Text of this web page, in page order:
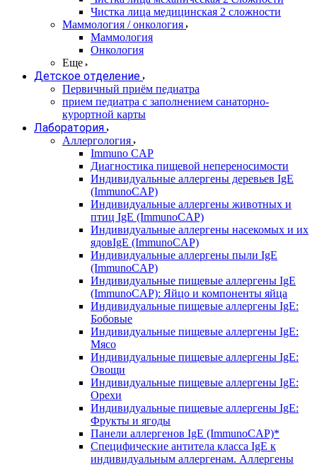
Чистка лица медицинская 2 сложности
Маммология / онкология
Маммология
Онкология
Еще
Детское отделение
Первичный приём педиатра
прием педиатра с заполнением санаторно-
курортной карты
Лаборатория
Аллергология
Immuno CAP
Диагностика пищевой непереносимости
Индивидуальные аллергены деревьев IgE
(ImmunoCAP)
Индивидуальные аллергены животных и
птиц IgE (ImmunoCAP)
Индивидуальные аллергены насекомых и их
ядовIgE (ImmunoCAP)
Индивидуальные аллергены пыли IgE
(ImmunoCAP)
Индивидуальные пищевые аллергены IgE
(ImmunoCAP): Яйцо и компоненты яйца
Индивидуальные пищевые аллергены IgE:
Бобовые
Индивидуальные пищевые аллергены IgE:
Мясо
Индивидуальные пищевые аллергены IgE:
Овощи
Индивидуальные пищевые аллергены IgE:
Орехи
Индивидуальные пищевые аллергены IgE:
Фрукты и ягоды
Панели аллергенов IgE (ImmunoCAP)*
Специфические антитела класса IgE к
индивидуальным аллергенам. Аллергены